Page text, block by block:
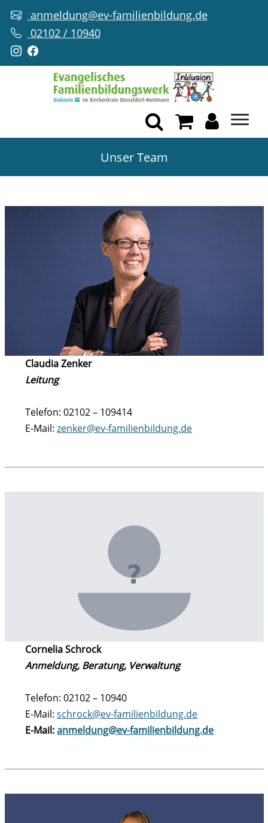
anmeldung@ev-familienbildung.de
02102 / 10940
Unser Team
Claudia Zenker
Leitung
Telefon: 02102 – 109414
E-Mail:zenker@ev-familienbildung.de
Cornelia Schrock
Anmeldung, Beratung, Verwaltung
Telefon: 02102 – 10940
E-Mail:schrock@ev-familienbildung.de
E-Mail:anmeldung@ev-familienbildung.de